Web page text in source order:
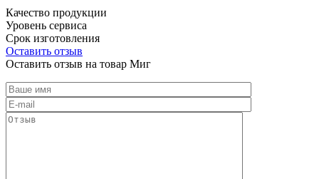
Качество продукции
Уровень сервиса
Срок изготовления
Оставить отзыв
Оставить отзыв на товар Миг